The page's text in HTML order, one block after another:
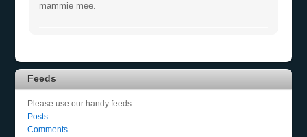
mammie mee.
Feeds
Please use our handy feeds:
Posts
Comments